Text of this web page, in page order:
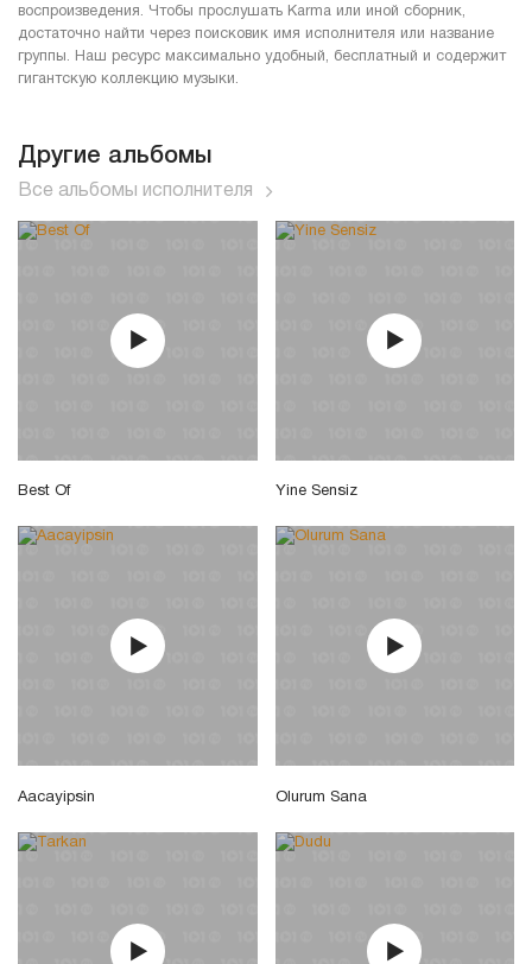
воспроизведения. Чтобы прослушать Karma или иной сборник,
достаточно найти через поисковик имя исполнителя или название
группы. Наш ресурс максимально удобный, бесплатный и содержит
гигантскую коллекцию музыки.
Другие альбомы
Все альбомы исполнителя
Best Of Yine Sensiz
Aacayipsin Olurum Sana